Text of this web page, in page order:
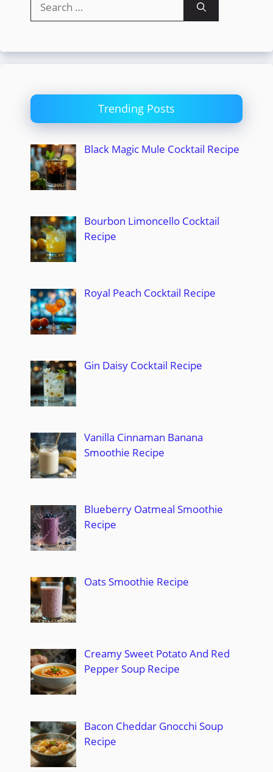
for:
Trending Posts
Black Magic Mule Cocktail Recipe
Bourbon Limoncello Cocktail
Recipe
Royal Peach Cocktail Recipe
Gin Daisy Cocktail Recipe
Vanilla Cinnaman Banana
Smoothie Recipe
Blueberry Oatmeal Smoothie
Recipe
Oats Smoothie Recipe
Creamy Sweet Potato And Red
Pepper Soup Recipe
Bacon Cheddar Gnocchi Soup
Recipe